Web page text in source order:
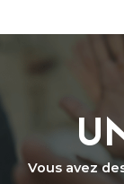
Vous avez